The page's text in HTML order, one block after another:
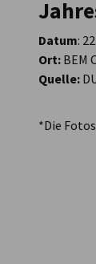
Datum:
Ort: BEM
Quelle:
*Die